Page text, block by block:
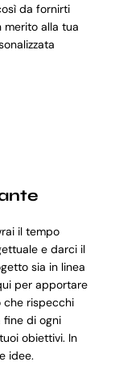
da fornirti
alla tua
il tempo
e darci il
sia in linea
per apportare
che rispecchi
fine di ogni
obiettivi. In
idee.